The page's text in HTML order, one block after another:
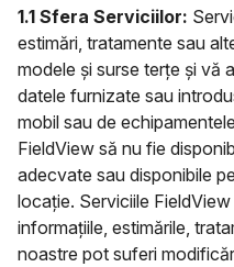
1.1 Sfera Serviciilor:
estimări, tratamente sau
modele și surse terțe și vă
datele furnizate sau
mobil sau de
FieldView să nu fie
adecvate sau disponibile
locație. Serviciile
informațiile, estimările,
noastre pot suferi